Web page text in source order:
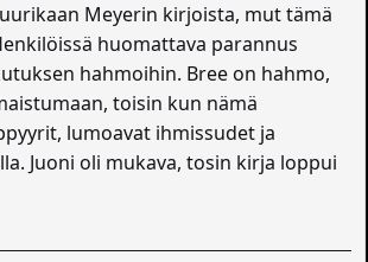
Meyerin kirjoista, mut tämä
huomattava parannus
hahmoihin. Bree on hahmo,
toisin kun nämä
lumoavat ihmissudet ja
Juoni oli mukava, tosin kirja loppui